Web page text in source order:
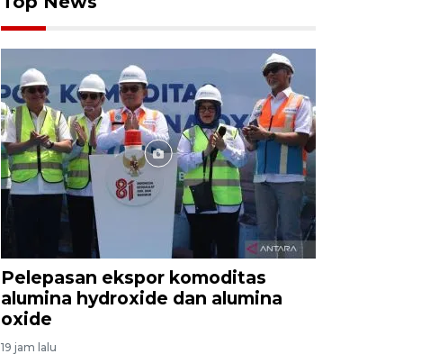
Pelepasan ekspor komoditas
alumina hydroxide dan alumina
oxide
19 jam lalu